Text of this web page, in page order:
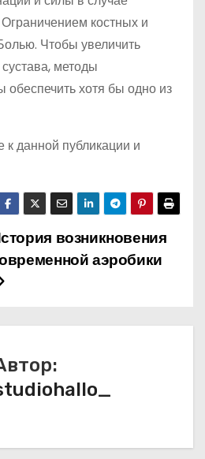
костных и
Чтобы увеличить
методы
обеспечить хотя бы одно из
данной публикации и
возникновения
аэробики